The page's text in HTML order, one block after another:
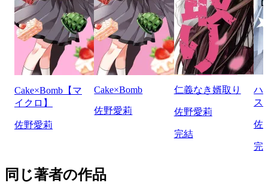
Cake×Bomb【マ
イクロ】
佐野愛莉
Cake×Bomb
佐野愛莉
仁義なき婿取り
佐野愛莉
完結
ハ
ス
佐
完
同じ著者の作品